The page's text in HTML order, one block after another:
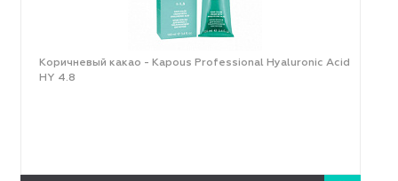
Коричневый какао - Kapous Professional Hyaluronic Acid
HY 4.8